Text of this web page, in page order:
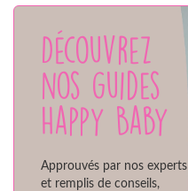
Découvrez
nos guides
Happy Baby
Approuvés par nos experts
et remplis de conseils,